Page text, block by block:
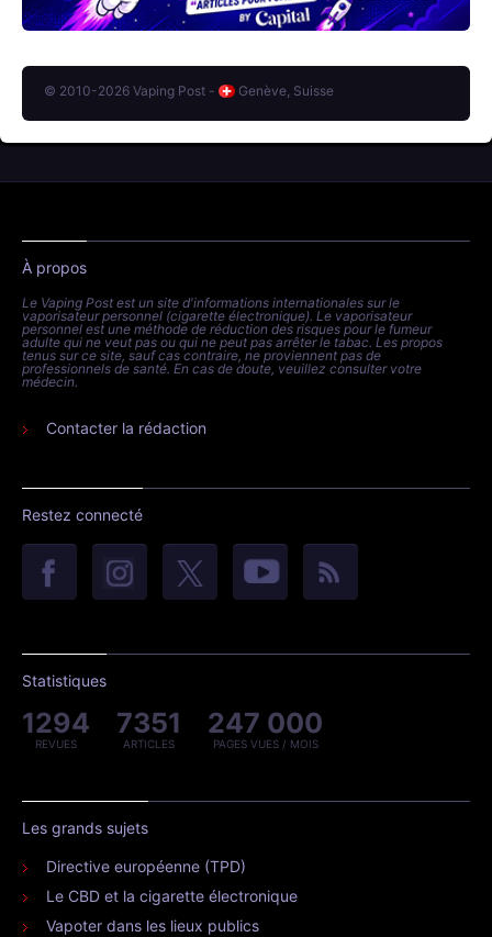
© 2010-2026 Vaping Post - Genève, Suisse
À propos
Le Vaping Post est un site d'informations internationales sur le
vaporisateur personnel (cigarette électronique). Le vaporisateur
personnel est une méthode de réduction des risques pour le fumeur
adulte qui ne veut pas ou qui ne peut pas arrêter le tabac. Les propos
tenus sur ce site, sauf cas contraire, ne proviennent pas de
professionnels de santé. En cas de doute, veuillez consulter votre
médecin.
Contacter la rédaction
Restez connecté
Statistiques
1294
REVUES
7351
ARTICLES
247 000
PAGES VUES / MOIS
Les grands sujets
Directive européenne (TPD)
Le CBD et la cigarette électronique
Vapoter dans les lieux publics